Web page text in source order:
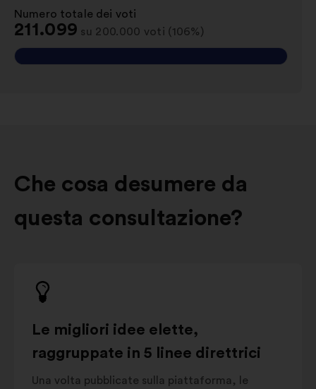
Numero totale dei voti
:
211.099 su 200.000 voti (106%)
Che cosa desumere da
questa consultazione?
Le migliori idee elette,
raggruppate in 5 linee direttrici
Una volta pubblicate sulla piattaforma, le